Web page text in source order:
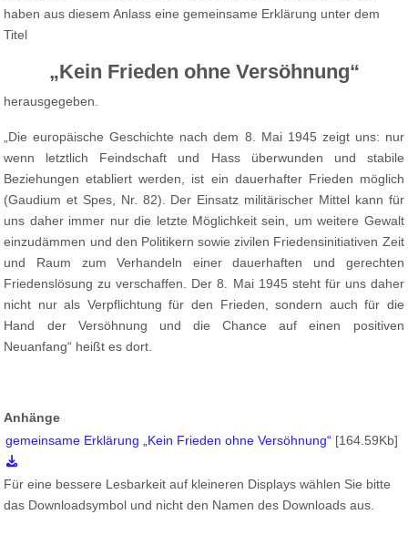
haben aus diesem Anlass eine gemeinsame Erklärung unter dem
Titel
„Kein Frieden ohne Versöhnung“
herausgegeben.
„Die europäische Geschichte nach dem 8. Mai 1945 zeigt uns: nur
wenn letztlich Feindschaft und Hass überwunden und stabile
Beziehungen etabliert werden, ist ein dauerhafter Frieden möglich
(Gaudium et Spes, Nr. 82). Der Einsatz militärischer Mittel kann für
uns daher immer nur die letzte Möglichkeit sein, um weitere Gewalt
einzudämmen und den Politikern sowie zivilen Friedensinitiativen Zeit
und Raum zum Verhandeln einer dauerhaften und gerechten
Friedenslösung zu verschaffen. Der 8. Mai 1945 steht für uns daher
nicht nur als Verpflichtung für den Frieden, sondern auch für die
Hand der Versöhnung und die Chance auf einen positiven
Neuanfang“ heißt es dort.
Anhänge
gemeinsame Erklärung „Kein Frieden ohne Versöhnung“ [164.59Kb]
Für eine bessere Lesbarkeit auf kleineren Displays wählen Sie bitte
das Downloadsymbol und nicht den Namen des Downloads aus.